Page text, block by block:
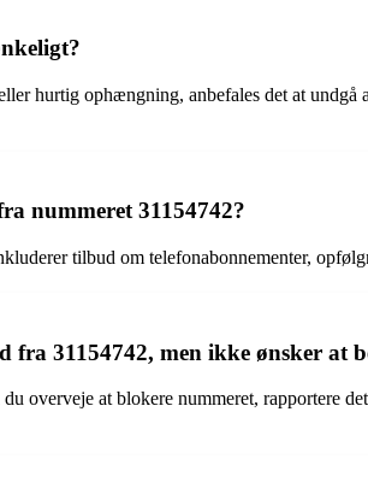
hurtig ophængning, anbefales det at
nummeret 31154742?
tilbud om telefonabonnementer,
31154742, men ikke ønsker at
overveje at blokere nummeret, rapportere